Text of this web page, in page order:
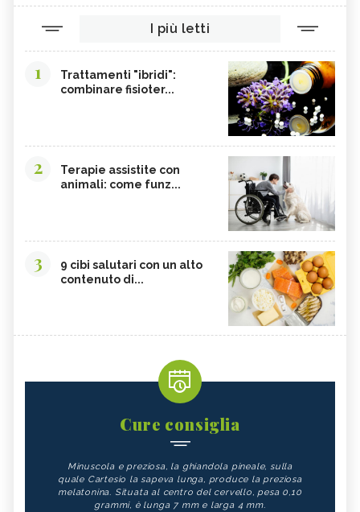
I più letti
1
Trattamenti "ibridi":
combinare fisioter...
2
Terapie assistite con
animali: come funz...
3
9 cibi salutari con un alto
contenuto di...
Cure consiglia
Minuscola e preziosa, la ghiandola pineale, sulla
quale Cartesio la sapeva lunga, produce la preziosa
melatonina. Situata al centro del cervello, pesa 0,10
grammi, è lunga 7 mm e larga 4 mm.